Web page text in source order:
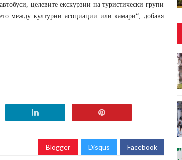
целевите екскурзии на туристически групи
между културни асоциации или камари“, добавя
Blogger Disqus Facebook